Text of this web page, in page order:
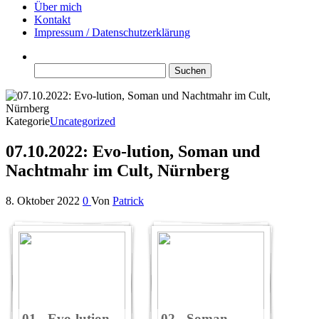
Über mich
Kontakt
Impressum / Datenschutzerklärung
nach:
KategorieUncategorized
07.10.2022: Evo-lution, Soman und
Nachtmahr im Cult, Nürnberg
8. Oktober 2022 0 Von Patrick